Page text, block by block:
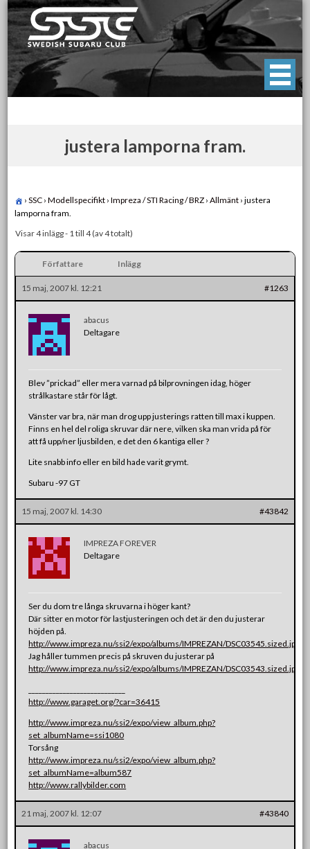
Skip
to
content
Swedish Subaru Club
För oss som älskar Subaru!
justera lamporna fram.
› SSC › Modellspecifikt › Impreza / STI Racing / BRZ › Allmänt › justera
lamporna fram.
Visar 4 inlägg - 1 till 4 (av 4 totalt)
Författare Inlägg
15 maj, 2007 kl. 12:21 #1263
abacus
Deltagare
Blev ”prickad” eller mera varnad på bilprovningen idag, höger
strålkastare står för lågt.
Vänster var bra, när man drog upp justerings ratten till max i kuppen.
Finns en hel del roliga skruvar där nere, vilken ska man vrida på för
att få upp/ner ljusbilden, e det den 6 kantiga eller ?
Lite snabb info eller en bild hade varit grymt.
Subaru -97 GT
15 maj, 2007 kl. 14:30 #43842
IMPREZA FOREVER
Deltagare
Ser du dom tre långa skruvarna i höger kant?
Där sitter en motor för lastjusteringen och det är den du justerar
höjden på.
http://www.impreza.nu/ssi2/expo/albums/IMPREZAN/DSC03545.sized.jpg
Jag håller tummen precis på skruven du justerar på
http://www.impreza.nu/ssi2/expo/albums/IMPREZAN/DSC03543.sized.jpg
http://www.garaget.org/?car=36415
http://www.impreza.nu/ssi2/expo/view_album.php?
set_albumName=ssi1080
Torsång
http://www.impreza.nu/ssi2/expo/view_album.php?
set_albumName=album587
http://www.rallybilder.com
21 maj, 2007 kl. 12:07 #43840
abacus